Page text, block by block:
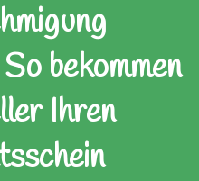
bekommen
Ihren